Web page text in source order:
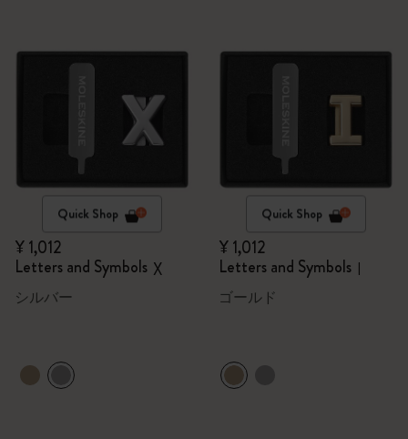
Quick Shop
¥ 1,012
Letters and Symbols X
シルバー
Quick Shop
¥ 1,012
Letters and Symbols I
ゴールド